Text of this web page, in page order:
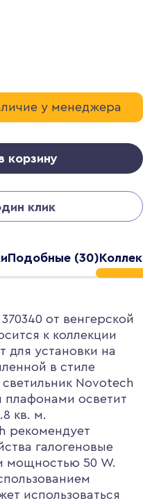
у менеджера
корзину
клик
Подобные (30)
от венгерской
к коллекции
для установки на
в стиле
Novotech
плафонами осветит
кв. м.
рекомендует
галогеновые
мощностью 50 W.
использоваться